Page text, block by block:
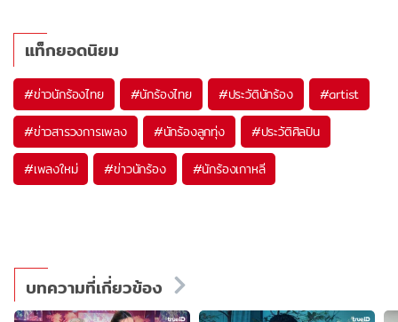
แท็กยอดนิยม
#ข่าวนักร้องไทย #นักร้องไทย #ประวัตินักร้อง #artist
#ข่าวสารวงการเพลง #นักร้องลูกทุ่ง #ประวัติศิลปิน
#เพลงใหม่ #ข่าวนักร้อง #นักร้องเกาหลี
บทความที่เกี่ยวข้อง